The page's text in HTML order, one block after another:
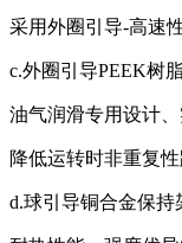
采用外圈引导-高速
c.外圈引导PEEK树
油气润滑专用设计
降低运转时非重复
d.球引导铜合金保持